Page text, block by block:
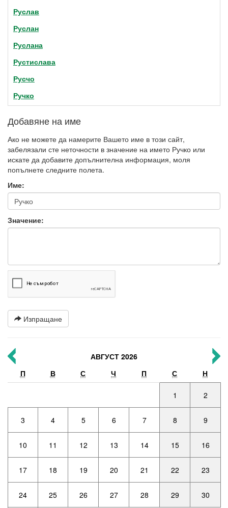
Руслав
Руслан
Руслана
Рустислава
Русчо
Ручко
Добавяне на име
Ако не можете да намерите Вашето име в този сайт,
забелязали сте неточности в значение на името Ручко или
искате да добавите допълнителна информация, моля
попълнете следните полета.
Име:
Значение:
Изпращане
АВГУСТ 2026
П
В С Ч П С Н
1 2
3 4 5 6 7 8 9
10 11 12 13 14 15 16
17 18 19 20 21 22 23
24 25 26 27 28 29 30